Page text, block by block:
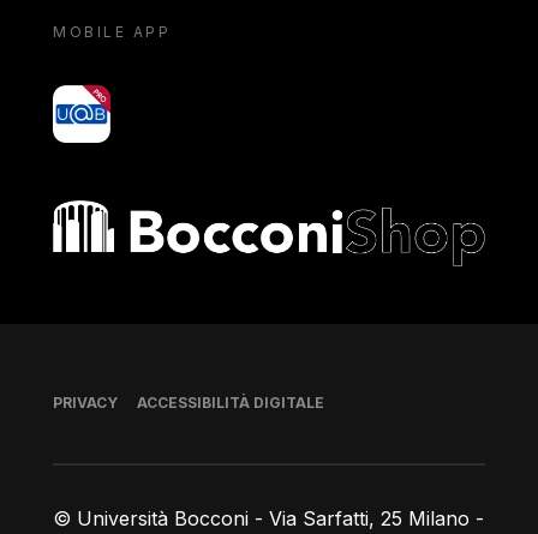
MOBILE APP
yoU@B
Bocconi shop
© Università Bocconi - Via Sarfatti, 25 Milano -
Piè di pagina
PRIVACY ACCESSIBILITÀ DIGITALE